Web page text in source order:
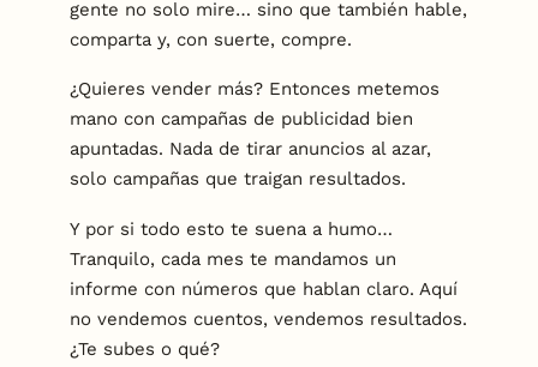
gente no solo mire… sino que también hable,
comparta y, con suerte, compre.
¿Quieres vender más? Entonces metemos
mano con campañas de publicidad bien
apuntadas. Nada de tirar anuncios al azar,
solo campañas que traigan resultados.
Y por si todo esto te suena a humo…
Tranquilo, cada mes te mandamos un
informe con números que hablan claro. Aquí
no vendemos cuentos, vendemos resultados.
¿Te subes o qué?